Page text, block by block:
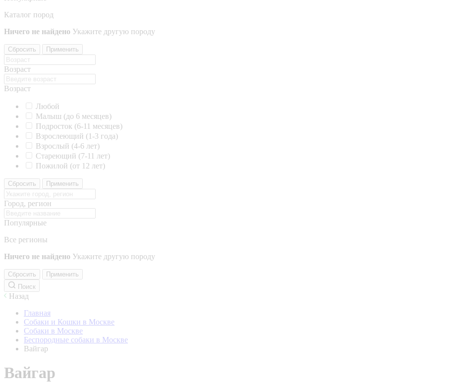
Каталог пород
Ничего не найдено Укажите другую породу
Сбросить Применить
Возраст
Возраст
Любой
Малыш (до 6 месяцев)
Подросток (6-11 месяцев)
Взрослеющий (1-3 года)
Взрослый (4-6 лет)
Стареющий (7-11 лет)
Пожилой (от 12 лет)
Сбросить Применить
Город, регион
Популярные
Все регионы
Ничего не найдено Укажите другую породу
Сбросить
Применить
Поиск
Назад
Главная
Собаки и Кошки в Москве
Собаки в Москве
Беспородные собаки в Москве
Вайгар
Вайгар